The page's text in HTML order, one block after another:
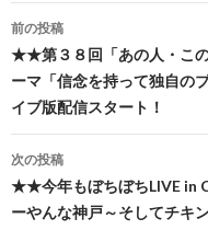
投
稿
ナ
ビ
ゲ
ー
前の投稿
★★第３８回「あの人・こ
ーマ「信念を持って独自の
イブ版配信スタート！
次の投稿
★★今年もぼちぼちLIVE in
ーやんな神戸～そしてチキ